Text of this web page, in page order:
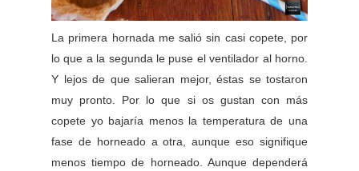
La primera hornada me salió sin casi copete, por
lo que a la segunda le puse el ventilador al horno.
Y lejos de que salieran mejor, éstas se tostaron
muy pronto. Por lo que si os gustan con más
copete yo bajaría menos la temperatura de una
fase de horneado a otra, aunque eso signifique
menos tiempo de horneado. Aunque dependerá